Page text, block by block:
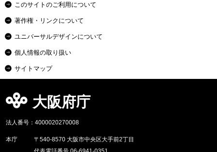
このサイトのご利用について
著作権・リンクについて
ユニバーサルデザインについて
個人情報の取り扱い
サイトマップ
大阪府庁
法人番号：4000020270008
本庁
〒540-8570 大阪市中央区大手前2丁目